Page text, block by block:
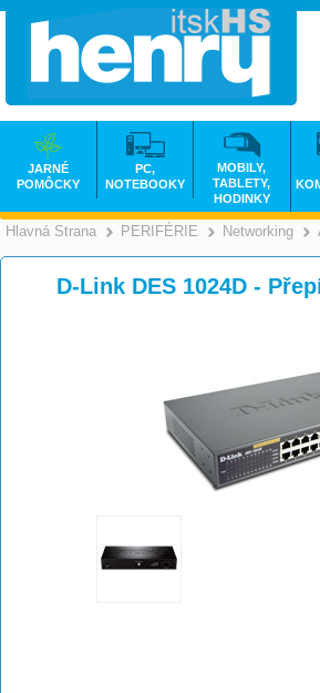
Hlavná Strana >
PERIFÉRIE Networking
D-Link DES 1024D -
JARNÉ
POMÔCKY
PC,
NOTEBOOKY
MOBILY,
TABLETY,
HODINKY